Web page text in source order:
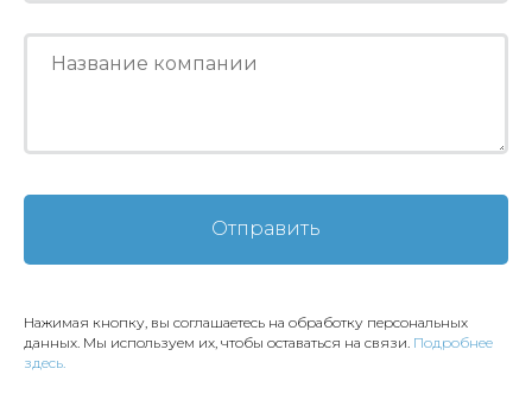
Отправить
Нажимая кнопку, вы соглашаетесь на обработку персональных
данных. Мы используем их, чтобы оставаться на связи. Подробнее
здесь.